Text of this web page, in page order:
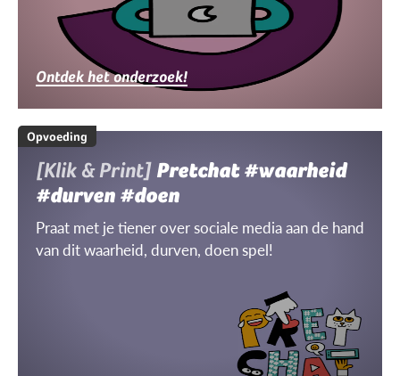
Ontdek het onderzoek!
Opvoeding
[Klik & Print] Pretchat #waarheid
#durven #doen
Praat met je tiener over sociale media aan de hand
van dit waarheid, durven, doen spel!